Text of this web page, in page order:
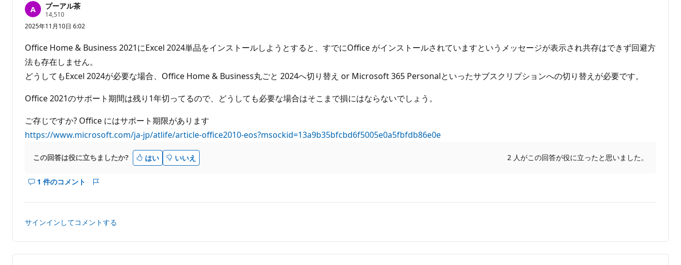
プーアル茶
14,510評
価
の
イ
ン
ト
2025年11月10日 6:02
Office Home & Business 2021にExcel 2024単品をインストールしようとすると、すでにOffice がインストールされていますというメッセージが表示され共存はできず回避方
法も存在しません。
どうしてもExcel 2024が必要な場合、Office Home & Business丸ごと 2024へ切り替え or Microsoft 365 Personalといったサブスクリプションへの切り替えが必要です。
Office 2021のサポート期間は残り1年切ってるので、どうしても必要な場合はそこまで損にはならないでしょう。
ご存じですか? Office にはサポート期限があります
https://www.microsoft.com/ja-jp/atlife/article-office2010-eos?msockid=13a9b35bfcbd6f5005e0a5fbfdb86e0e
この回答は役に立ちましたか? はい いいえ 2 人がこの回答が役に立ったと思いました。
1 件のコメント
こ
答
の
コ
ト
サインインしてコメントする